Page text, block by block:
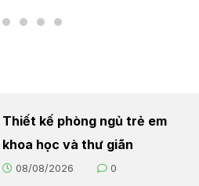
Thiết kế phòng ngủ trẻ em
khoa học và thư giãn
08/08/2026 0